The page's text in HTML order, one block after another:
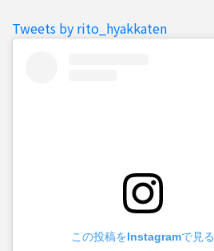
Tweets by rito_hyakkaten
この投稿をInstagramで見る